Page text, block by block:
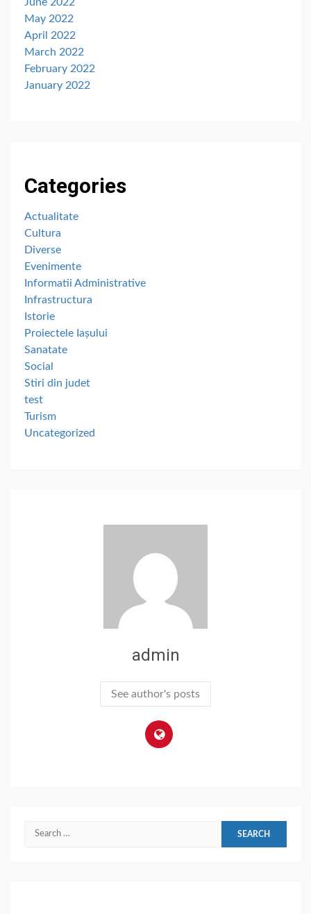
May 2022
April 2022
March 2022
February 2022
January 2022
Categories
Actualitate
Cultura
Diverse
Evenimente
Informatii Administrative
Infrastructura
Istorie
Proiectele Iașului
Sanatate
Social
Stiri din judet
test
Turism
Uncategorized
admin
See author's posts
Search